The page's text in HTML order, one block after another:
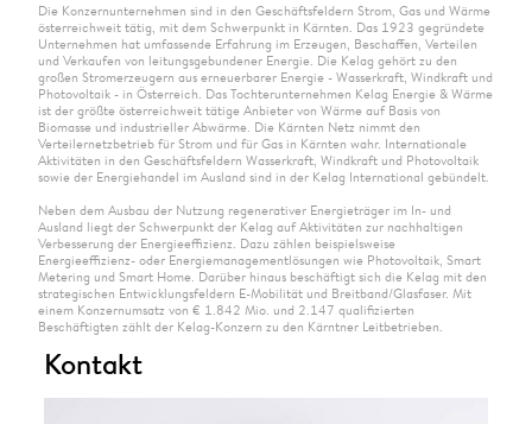
Die Konzernunternehmen sind in den Geschäftsfeldern Strom, Gas und Wärme
österreichweit tätig, mit dem Schwerpunkt in Kärnten. Das 1923 gegründete
Unternehmen hat umfassende Erfahrung im Erzeugen, Beschaffen, Verteilen
und Verkaufen von leitungsgebundener Energie. Die Kelag gehört zu den
großen Stromerzeugern aus erneuerbarer Energie - Wasserkraft, Windkraft und
Photovoltaik - in Österreich. Das Tochterunternehmen Kelag Energie & Wärme
ist der größte österreichweit tätige Anbieter von Wärme auf Basis von
Biomasse und industrieller Abwärme. Die Kärnten Netz nimmt den
Verteilernetzbetrieb für Strom und für Gas in Kärnten wahr. Internationale
Aktivitäten in den Geschäftsfeldern Wasserkraft, Windkraft und Photovoltaik
sowie der Energiehandel im Ausland sind in der Kelag International gebündelt.
Neben dem Ausbau der Nutzung regenerativer Energieträger im In- und
Ausland liegt der Schwerpunkt der Kelag auf Aktivitäten zur nachhaltigen
Verbesserung der Energieeffizienz. Dazu zählen beispielsweise
Energieeffizienz- oder Energiemanagementlösungen wie Photovoltaik, Smart
Metering und Smart Home. Darüber hinaus beschäftigt sich die Kelag mit den
strategischen Entwicklungsfeldern E-Mobilität und Breitband/Glasfaser. Mit
einem Konzernumsatz von € 1.842 Mio. und 2.147 qualifizierten
Beschäftigten zählt der Kelag-Konzern zu den Kärntner Leitbetrieben.
Kontakt